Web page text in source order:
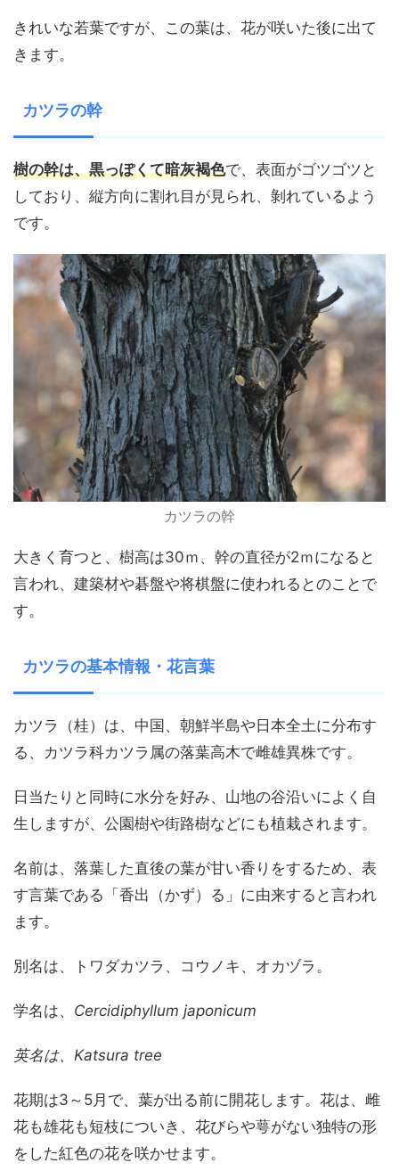
きれいな若葉ですが、この葉は、花が咲いた後に出て
きます。
カツラの幹
樹の幹は、黒っぽくて暗灰褐色で、表面がゴツゴツと
しており、縦方向に割れ目が見られ、剝れているよう
です。
カツラの幹
大きく育つと、樹高は30ｍ、幹の直径が2ｍになると
言われ、建築材や碁盤や将棋盤に使われるとのことで
す。
カツラの基本情報・花言葉
カツラ（桂）は、中国、朝鮮半島や日本全土に分布す
る、カツラ科カツラ属の落葉高木で雌雄異株です。
日当たりと同時に水分を好み、山地の谷沿いによく自
生しますが、公園樹や街路樹などにも植栽されます。
名前は、落葉した直後の葉が甘い香りをするため、表
す言葉である「香出（かず）る」に由来すると言われ
ます。
別名は、トワダカツラ、コウノキ、オカヅラ。
学名は、 Cercidiphyllum japonicum
英名は、Katsura tree
花期は3～5月で、葉が出る前に開花します。花は、雌
花も雄花も短枝についき、花びらや萼がない独特の形
をした紅色の花を咲かせます。